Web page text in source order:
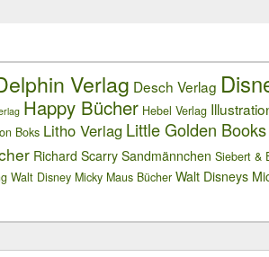
Verlag Desch Verlag
Happy Bücher Hebel Verlag
Boks Litho Verlag Little Golden Books
Richard Scarry Sandmännchen Siebert &
Walt Disney Micky Maus Bücher Walt Disneys